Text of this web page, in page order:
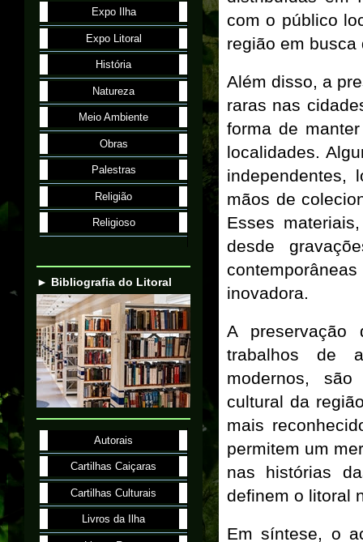
com o público
região em
Além disso, a
raras nas
forma de
localidades.
independentes,
mãos de
Esses
desde
inovadora.
A preservação
trabalhos de
modernos,
cultural da
mais
permitem um
nas histórias
definem o litoral
Em síntese, o
Expo Ilha
Expo Litoral
História
Natureza
Meio Ambiente
Obras
Palestras
Religião
Religioso
► Bibliografia do Litoral
Autorais
Cartilhas Caiçaras
Cartilhas Culturais
Livros da Ilha